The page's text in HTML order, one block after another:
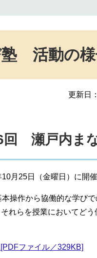
塾 活動の
更新日
瀬戸内ま
月25日（金曜日）に開催
操作から協働的な学び
れらを授業においてど
ファイル／329KB]